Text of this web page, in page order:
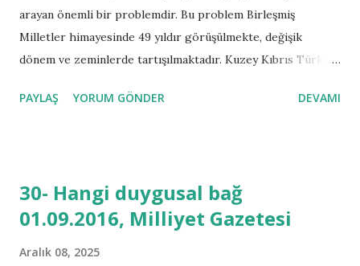
devam eden askeri ve siyasi savaşların görüntüsü bizleri
düşündürmelidir. Bu yapı içesinde atacağımız siyasi adımlar,
duygusal zekadan ziyade mantık...
arayan önemli bir problemdir. Bu problem Birleşmiş
Milletler himayesinde 49 yıldır görüşülmekte, değişik
dönem ve zeminlerde tartışılmaktadır. Kuzey Kıbrıs Türk
seçilmesi sonrası Güney Kıbrıs ile başlayan müzakereler
bilgisine göre Cumhurbaşkanı Akıncı’nın zorlayarak beşli
konferans istemesiyle müzakereler Cenevre merkezine
Özgürgün Başbakanlığındaki hükümet yetkilileri ve Kuzey
PAYLAŞ YORUM GÖNDER DEVAMI
30- Hangi duygusal bağ
01.09.2016, Milliyet Gazetesi
Aralık 08, 2025